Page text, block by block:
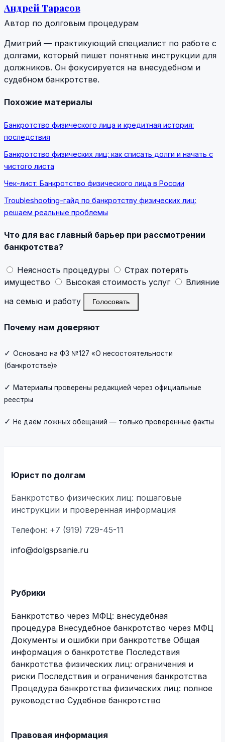
Андрей Тарасов
Автор по долговым процедурам
Дмитрий — практикующий специалист по работе с
долгами, который пишет понятные инструкции для
должников. Он фокусируется на внесудебном и
судебном банкротстве.
Похожие материалы
Банкротство физического лица и кредитная история:
последствия
Банкротство физических лиц: как списать долги и начать с
чистого листа
Чек-лист: Банкротство физического лица в России
Troubleshooting-гайд по банкротству физических лиц:
решаем реальные проблемы
Что для вас главный барьер при рассмотрении
банкротства?
Неясность процедуры
Страх потерять
имущество
Высокая стоимость услуг
Влияние
на семью и работу
Голосовать
Почему нам доверяют
✓ Основано на ФЗ №127 «О несостоятельности
(банкротстве)»
✓ Материалы проверены редакцией через официальные
реестры
✓ Не даём ложных обещаний — только проверенные факты
Юрист по долгам
Банкротство физических лиц: пошаговые
инструкции и проверенная информация
Телефон: +7 (919) 729-45-11
info@dolgspsanie.ru
Рубрики
Банкротство через МФЦ: внесудебная
процедура Внесудебное банкротство через МФЦ
Документы и ошибки при банкротстве Общая
информация о банкротстве Последствия
банкротства физических лиц: ограничения и
риски Последствия и ограничения банкротства
Процедура банкротства физических лиц: полное
руководство Судебное банкротство
Правовая информация